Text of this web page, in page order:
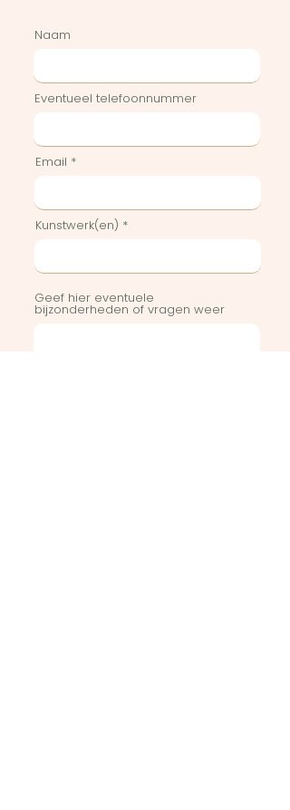
Naam
Eventueel telefoonnummer
Email
Kunstwerk(en)
Geef hier eventuele
bijzonderheden of vragen weer